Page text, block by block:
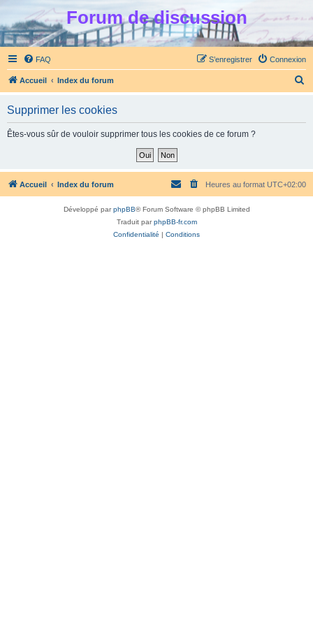
Forum de discussion
FAQ Connexion
S’enregistrer
Accueil Index du forum
h
Supprimer les cookies
Êtes-vous sûr de vouloir supprimer tous les cookies de ce forum ?
Accueil Index du forum Heures au format UTC+02:00
Développé parphpBB® Forum Software © phpBB Limited
Traduit parphpBB-fr.com
Confidentialité | Conditions